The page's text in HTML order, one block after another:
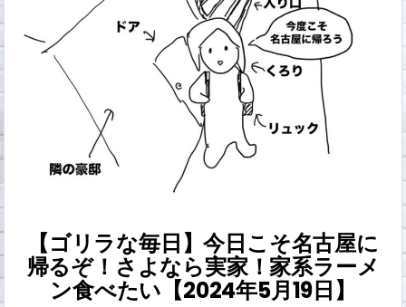
【ゴリラな毎日】今日こそ名古屋に
帰るぞ！さよなら実家！家系ラーメ
ン食べたい【2024年5月19日】